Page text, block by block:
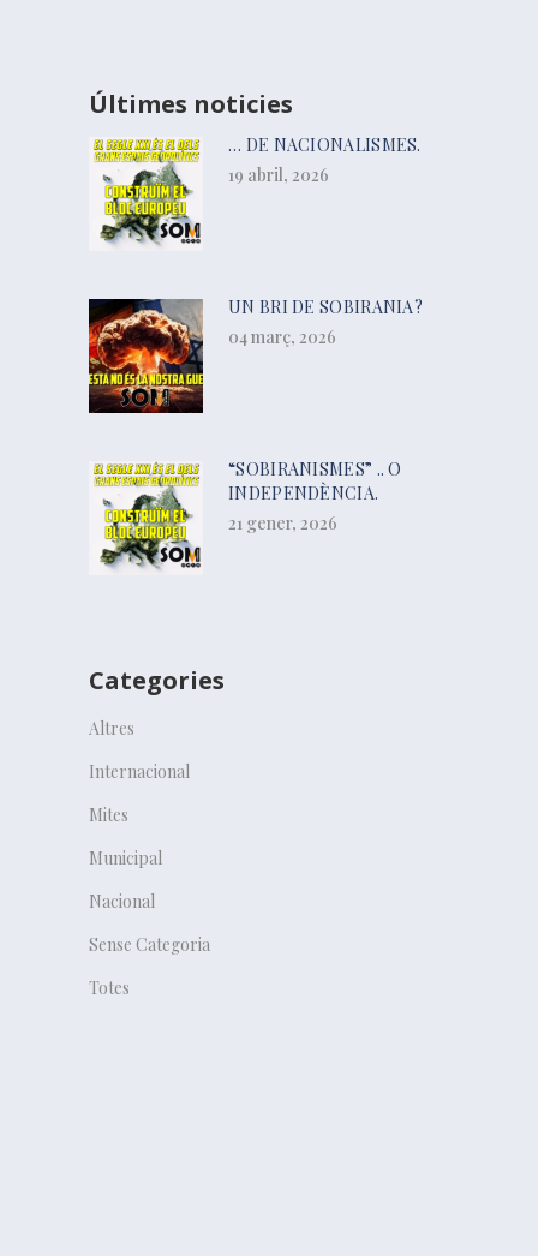
Últimes noticies
… DE NACIONALISMES.
19 abril, 2026
UN BRI DE SOBIRANIA?
04 març, 2026
“SOBIRANISMES” .. O
INDEPENDÈNCIA.
21 gener, 2026
Categories
Altres
Internacional
Mites
Municipal
Nacional
Sense Categoria
Totes